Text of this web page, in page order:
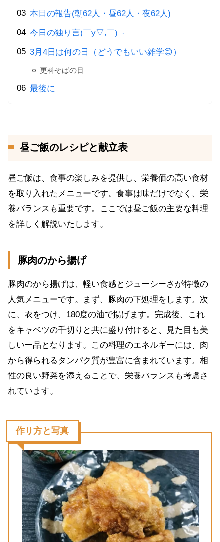
本日の報告(朝62人・昼62人・夜62人)
今日の独り言(￣y▽,￣)╭
3月4日は何の日（どうでもいい雑学😊）
更科そばの日
最後に
昼ご飯のレシピと献立表
昼ご飯は、食事の楽しみを提供し、栄養価の高い食材
を取り入れたメニューです。食事は味だけでなく、栄
養バランスも重要です。ここでは昼ご飯の主要な料理
を詳しく解説いたします。
豚肉のから揚げ
豚肉のから揚げは、軽い食感とジューシーさが特徴の
人気メニューです。まず、豚肉の下処理をします。次
に、衣をつけ、180度の油で揚げます。完成後、これ
をキャベツの千切りと共に盛り付けると、見た目も美
しい一品となります。この料理のエネルギーには、肉
から得られるタンパク質が豊富に含まれています。相
性の良い野菜を添えることで、栄養バランスも考慮さ
れています。
作り方と写真